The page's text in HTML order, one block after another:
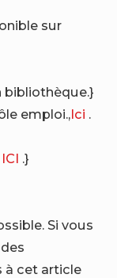
sur
bibliothèque.}
emploi.,Ici .
.}
Si vous
à cet article